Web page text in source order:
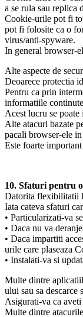
a se rula sau replica
Cookie-urile pot fi
pot fi folosite ca o
virus/anti-spyware.
In general browser-
Alte aspecte de
Deoarece protectia
Pentru ca prin
informatiile
Acest lucru se poate
Alte atacuri bazate
pacali browser-ele
Este foarte
10. Sfaturi pentru
Datorita flexibilitatii
Iata cateva sfaturi
• Particularizati-va
• Daca nu va
• Daca impartiti
urile care plaseaza
• Instalati-va si
Multe dintre
ului sau sa descarce
Asigurati-va ca
Multe dintre